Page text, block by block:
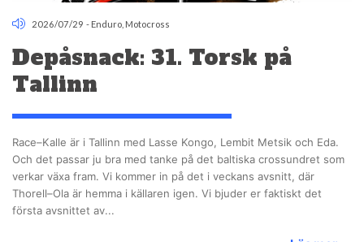
2026/07/29 - Enduro Motocross
Depåsnack: 31. Torsk på
Tallinn
Race–Kalle är i Tallinn med Lasse Kongo, Lembit Metsik och Eda.
Och det passar ju bra med tanke på det baltiska crossundret som
verkar växa fram. Vi kommer in på det i veckans avsnitt, där
Thorell–Ola är hemma i källaren igen. Vi bjuder er faktiskt det
första avsnittet av...